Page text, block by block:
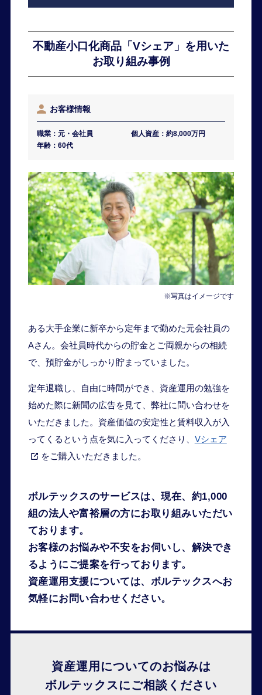
不動産小口化商品「Vシェア」を用いた
お取り組み事例
お客様情報
職業： 元・会社員 個人資産： 約8,000万円
年齢： 60代
※写真はイメージです
ある大手企業に新卒から定年まで勤めた元会社員の
Aさん。会社員時代からの貯金とご両親からの相続
で、預貯金がしっかり貯まっていました。
定年退職し、自由に時間ができ、資産運用の勉強を
始めた際に新聞の広告を見て、弊社に問い合わせを
いただきました。資産価値の安定性と賃料収入が入
ってくるという点を気に入ってくださり、 Vシェア
をご購入いただきました。
ボルテックスのサービスは、現在、約1,000
組の法人や富裕層の方にお取り組みいただい
ております。
お客様のお悩みや不安をお伺いし、解決でき
るようにご提案を行っております。
資産運用支援については、ボルテックスへお
気軽にお問い合わせください。
資産運用についてのお悩みは
ボルテックスにご相談ください